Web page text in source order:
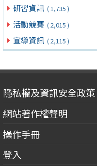
研習資訊 ( 1,735 )
活動競賽 ( 2,015 )
宣導資訊 ( 2,115 )
隱私權及資訊安全政策
網站著作權聲明
操作手冊
登入